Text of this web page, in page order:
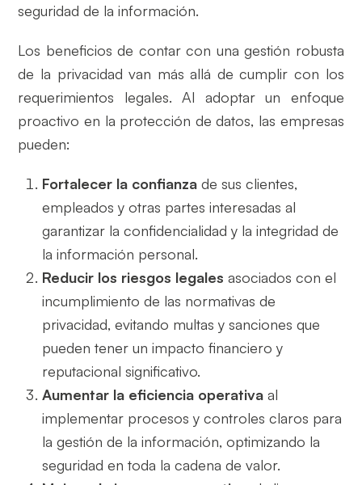
seguridad de la información.
Los beneficios de contar con una gestión robusta
de la privacidad van más allá de cumplir con los
requerimientos legales. Al adoptar un enfoque
proactivo en la protección de datos, las empresas
pueden:
Fortalecer la confianza de sus clientes,
empleados y otras partes interesadas al
garantizar la confidencialidad y la integridad de
la información personal.
Reducir los riesgos legales asociados con el
incumplimiento de las normativas de
privacidad, evitando multas y sanciones que
pueden tener un impacto financiero y
reputacional significativo.
Aumentar la eficiencia operativa al
implementar procesos y controles claros para
la gestión de la información, optimizando la
seguridad en toda la cadena de valor.